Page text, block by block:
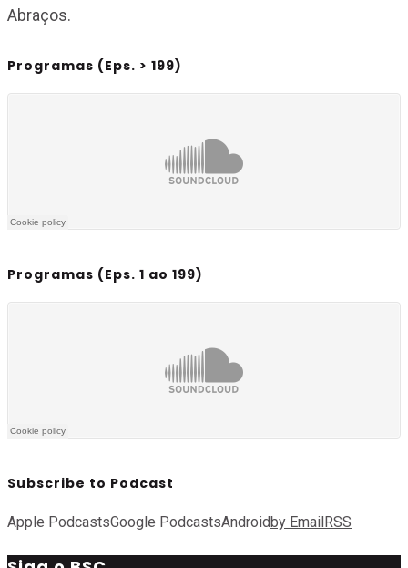
Abraços.
Programas (Eps. > 199)
Programas (Eps. 1 ao 199)
Subscribe to Podcast
Apple PodcastsGoogle PodcastsAndroidby EmailRSS